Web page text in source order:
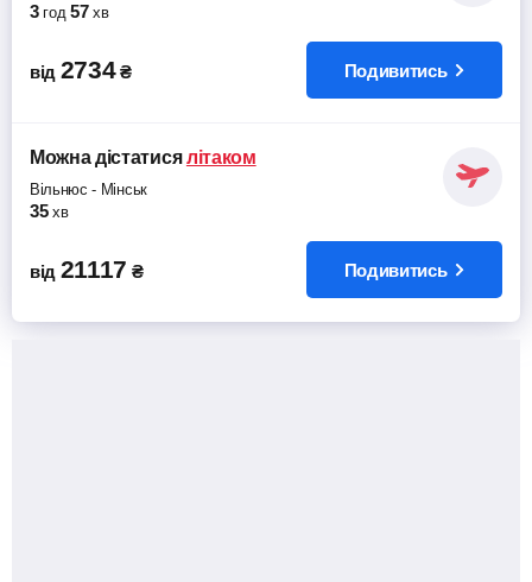
3 год 57 хв
від 2734 ₴ Подивитись
Можна дістатися літаком
Вільнюс - Мінськ
35 хв
від 21117 ₴ Подивитись